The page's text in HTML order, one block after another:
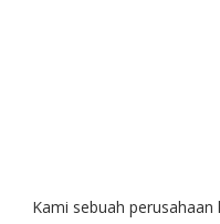
Kami sebuah